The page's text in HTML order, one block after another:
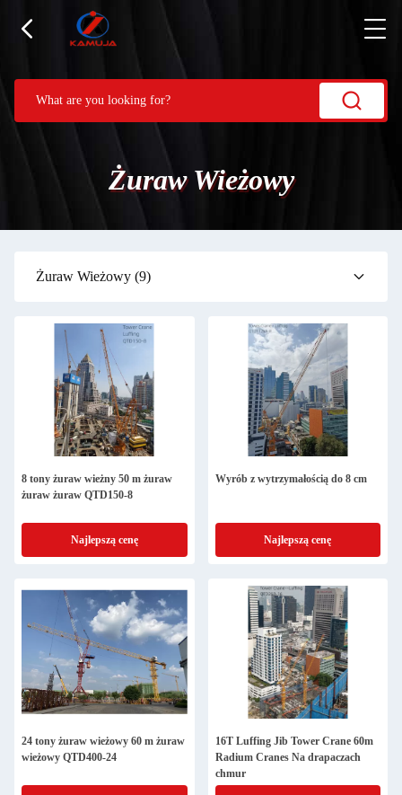
Żuraw Wieżowy
Żuraw Wieżowy (9)
8 tony żuraw wieżny 50 m żuraw
żuraw żuraw QTD150-8
Najlepszą cenę
Wyrób z wytrzymałością do 8 cm
Najlepszą cenę
24 tony żuraw wieżowy 60 m żuraw
wieżowy QTD400-24
16T Luffing Jib Tower Crane 60m
Radium Cranes Na drapaczach
chmur